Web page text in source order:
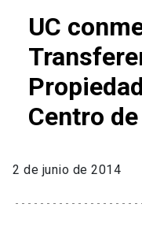
UC
Centro
2 de junio de 2014